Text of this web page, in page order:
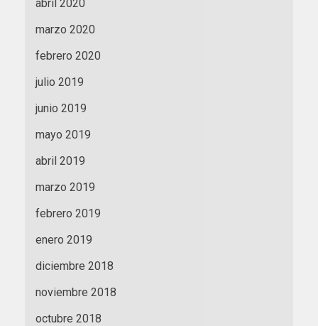
abril 2020
marzo 2020
febrero 2020
julio 2019
junio 2019
mayo 2019
abril 2019
marzo 2019
febrero 2019
enero 2019
diciembre 2018
noviembre 2018
octubre 2018